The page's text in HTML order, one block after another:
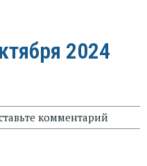
2024
комментарий